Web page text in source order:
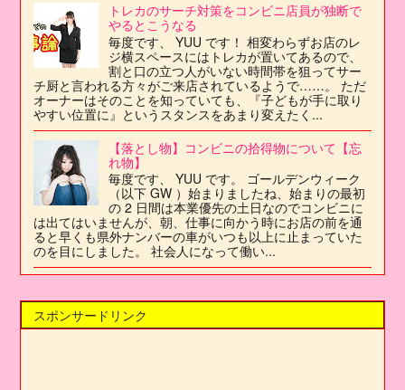
トレカのサーチ対策をコンビニ店員が独断で
やるとこうなる
毎度です、 YUU です！ 相変わらずお店のレ
ジ横スペースにはトレカが置いてあるので、
割と口の立つ人がいない時間帯を狙ってサー
チ厨と言われる方々がご来店されているようで……。 ただ
オーナーはそのことを知っていても、『子どもが手に取り
やすい位置に』というスタンスをあまり変えたく...
【落とし物】コンビニの拾得物について【忘
れ物】
毎度です、 YUU です。 ゴールデンウィーク
（以下 GW ）始まりましたね、始まりの最初
の 2 日間は本業優先の土日なのでコンビニに
は出てはいませんが、朝、仕事に向かう時にお店の前を通
ると早くも県外ナンバーの車がいつも以上に止まっていた
のを目にしました。 社会人になって働い...
スポンサードリンク